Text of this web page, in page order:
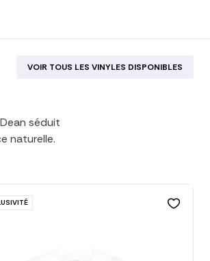
VOIR TOUS LES VINYLES DISPONIBLES
séduit
naturelle.
les
de la